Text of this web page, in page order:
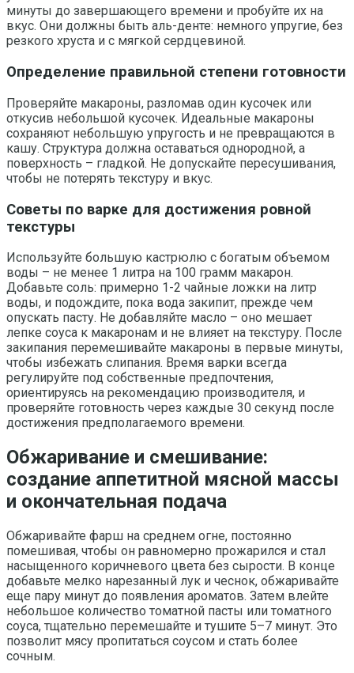
минуты до завершающего времени и пробуйте их на
вкус. Они должны быть аль-денте: немного упругие, без
резкого хруста и с мягкой сердцевиной.
Определение правильной степени готовности
Проверяйте макароны, разломав один кусочек или
откусив небольшой кусочек. Идеальные макароны
сохраняют небольшую упругость и не превращаются в
кашу. Структура должна оставаться однородной, а
поверхность – гладкой. Не допускайте пересушивания,
чтобы не потерять текстуру и вкус.
Советы по варке для достижения ровной
текстуры
Используйте большую кастрюлю с богатым объемом
воды – не менее 1 литра на 100 грамм макарон.
Добавьте соль: примерно 1-2 чайные ложки на литр
воды, и подождите, пока вода закипит, прежде чем
опускать пасту. Не добавляйте масло – оно мешает
лепке соуса к макаронам и не влияет на текстуру. После
закипания перемешивайте макароны в первые минуты,
чтобы избежать слипания. Время варки всегда
регулируйте под собственные предпочтения,
ориентируясь на рекомендацию производителя, и
проверяйте готовность через каждые 30 секунд после
достижения предполагаемого времени.
Обжаривание и смешивание:
создание аппетитной мясной массы
и окончательная подача
Обжаривайте фарш на среднем огне, постоянно
помешивая, чтобы он равномерно прожарился и стал
насыщенного коричневого цвета без сырости. В конце
добавьте мелко нарезанный лук и чеснок, обжаривайте
еще пару минут до появления ароматов. Затем влейте
небольшое количество томатной пасты или томатного
соуса, тщательно перемешайте и тушите 5–7 минут. Это
позволит мясу пропитаться соусом и стать более
сочным.